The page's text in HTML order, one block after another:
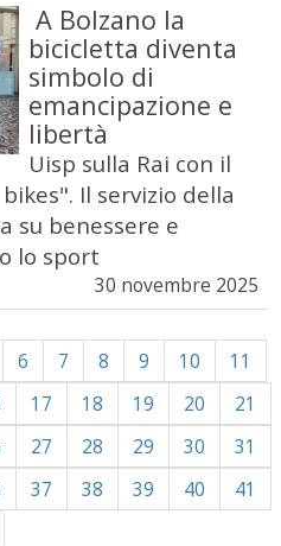
A Bolzano la
bicicletta diventa
simbolo di
emancipazione e
libertà
Uisp sulla Rai con il
Il servizio della
su benessere e
lo sport
30 novembre 2025
6 7 8 9 10
11
17 18 19 20
21
27 28 29 30
31
37 38 39 40
41